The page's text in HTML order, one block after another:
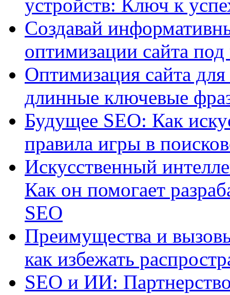
устройств: Ключ к
Создавай
оптимизации сайта
Оптимизация сайта
длинные ключевые
Будущее SEO: Как
правила игры в
Искусственный
Как он помогает
SEO
Преимущества и
как избежать
SEO и ИИ: